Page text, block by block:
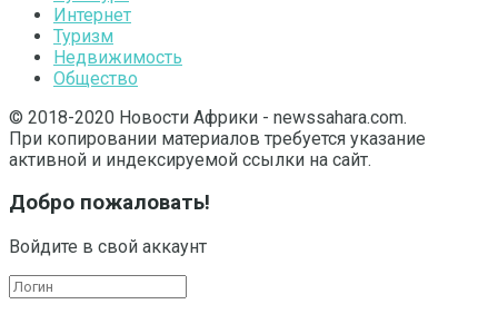
Интернет
Туризм
Недвижимость
Общество
© 2018-2020 Новости Африки - newssahara.com.
При копировании материалов требуется указание
активной и индексируемой ссылки на сайт.
Добро пожаловать!
Войдите в свой аккаунт